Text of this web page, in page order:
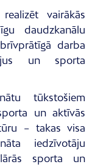
vairākās
daudzkanālu
darba
un sporta
tūkstošiem
un aktīvās
– takas visa
iedzīvotāju
sporta un